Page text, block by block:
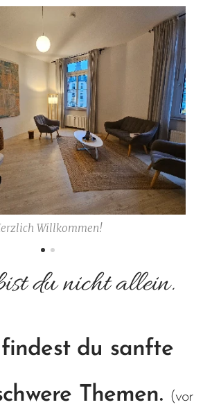
Willkommen!
du nicht allein.
du sanfte
Themen. (vor